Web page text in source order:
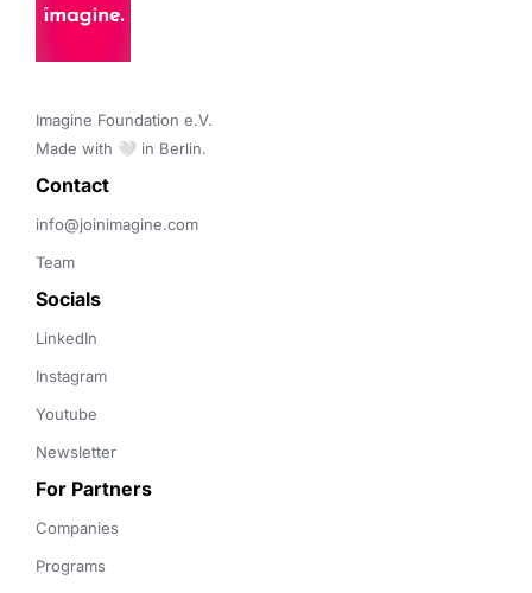
Imagine Foundation e.V.
Made with 🤍 in Berlin.
Contact
info@joinimagine.com
Team
Socials
LinkedIn
Instagram
Youtube
Newsletter
For Partners
Companies
Programs